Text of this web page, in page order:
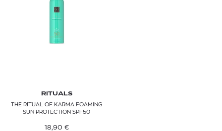
RITUALS
THE RITUAL OF KARMA FOAMING
SUN PROTECTION SPF50
18,90 €